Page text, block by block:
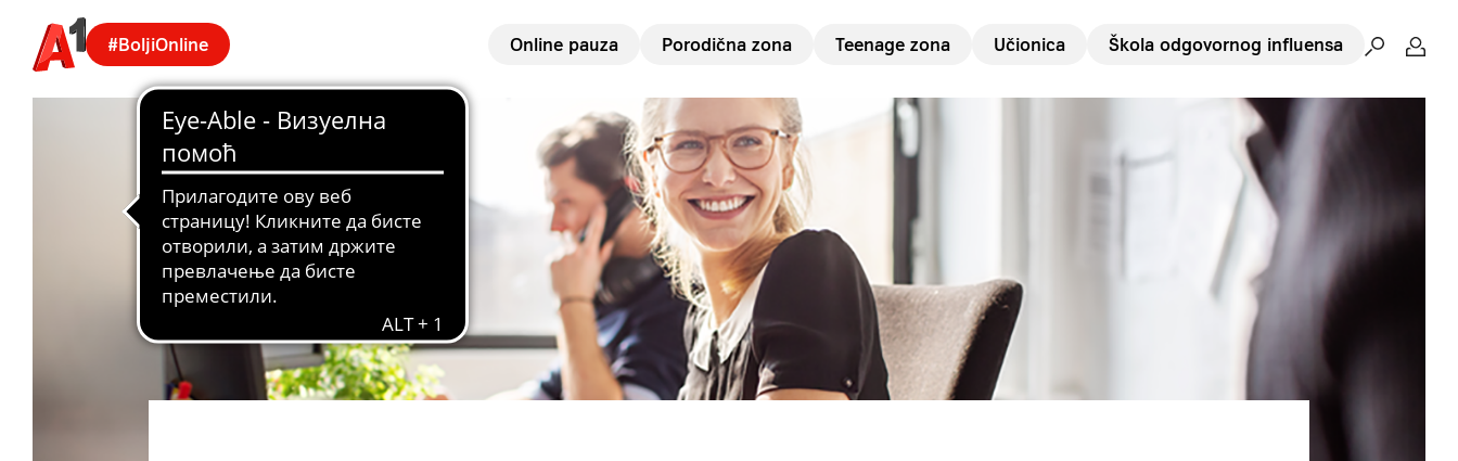
#BoljiOnline Online pauza Porodična zona Teenage zona Učionica Škola odgovornog influensa